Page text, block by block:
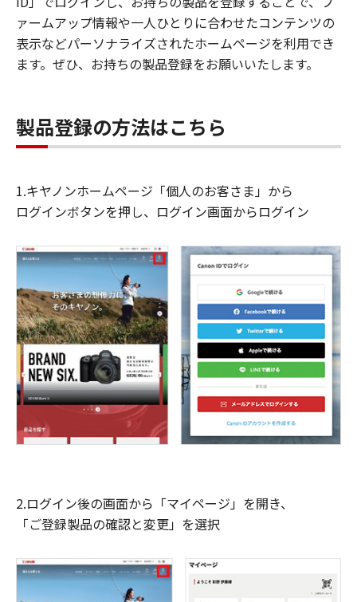
ァームアップ情報や一人ひとりに合わせたコンテンツの
表示などパーソナライズされたホームページを利用でき
ます。ぜひ、お持ちの製品登録をお願いいたします。
製品登録の方法はこちら
1.キヤノンホームページ「個人のお客さま」から
ログインボタンを押し、ログイン画面からログイン
2.ログイン後の画面から「マイページ」を開き、
「ご登録製品の確認と変更」を選択